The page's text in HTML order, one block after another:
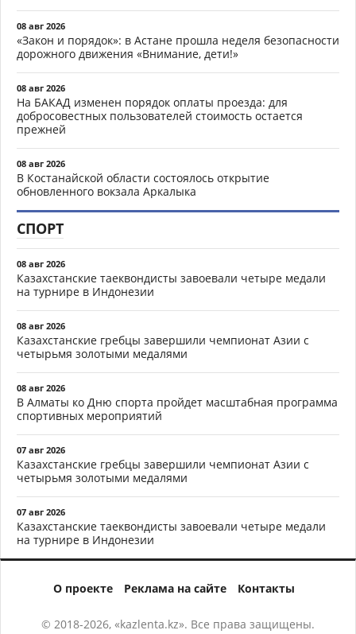
08 авг 2026
«Закон и порядок»: в Астане прошла неделя безопасности
дорожного движения «Внимание, дети!»
08 авг 2026
На БАКАД изменен порядок оплаты проезда: для
добросовестных пользователей стоимость остается
прежней
08 авг 2026
В Костанайской области состоялось открытие
обновленного вокзала Аркалыка
СПОРТ
08 авг 2026
Казахстанские таеквондисты завоевали четыре медали
на турнире в Индонезии
08 авг 2026
Казахстанские гребцы завершили чемпионат Азии с
четырьмя золотыми медалями
08 авг 2026
В Алматы ко Дню спорта пройдет масштабная программа
спортивных мероприятий
07 авг 2026
Казахстанские гребцы завершили чемпионат Азии с
четырьмя золотыми медалями
07 авг 2026
Казахстанские таеквондисты завоевали четыре медали
на турнире в Индонезии
О проекте Реклама на сайте Контакты
© 2018-2026, «kazlenta.kz». Все права защищены.